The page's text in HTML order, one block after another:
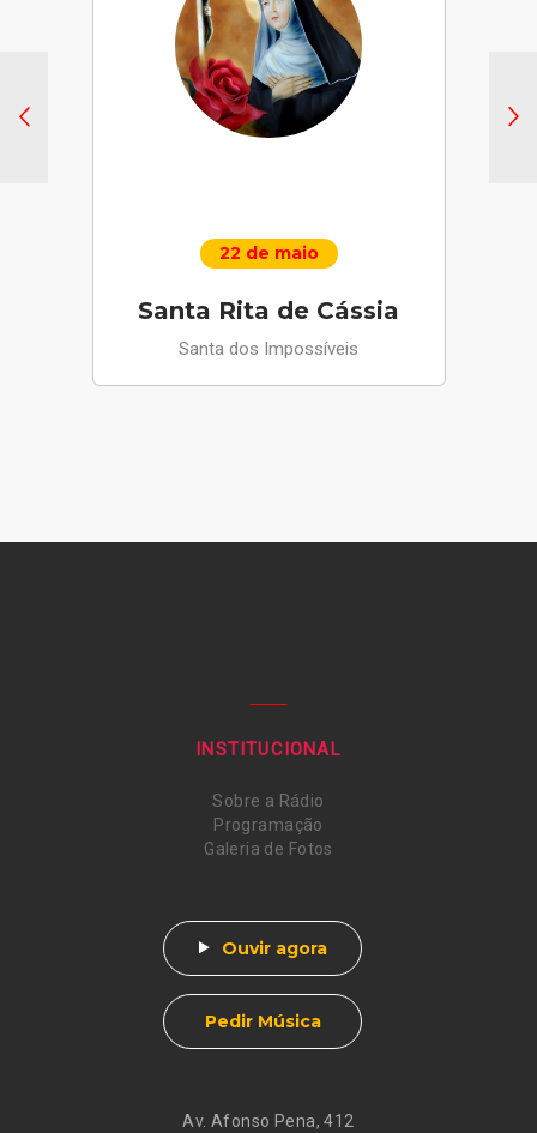
22 de maio
Santa Rita de Cássia
Santa dos Impossíveis
Av. Afonso Pena, 412
INSTITUCIONAL
Sobre a Rádio
Programação
Galeria de Fotos
Ouvir agora
Pedir Música